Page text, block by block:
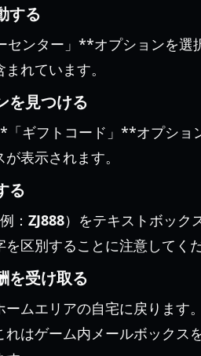
する
ンター」**オプションを選
れています。
を見つける
ギフトコード」**オプショ
表示されます。
る
例： ZJ888）をテキストボック
区別することに注意してくだ
を受け取る
ムエリアの自宅に戻ります
れはゲーム内メールボックス